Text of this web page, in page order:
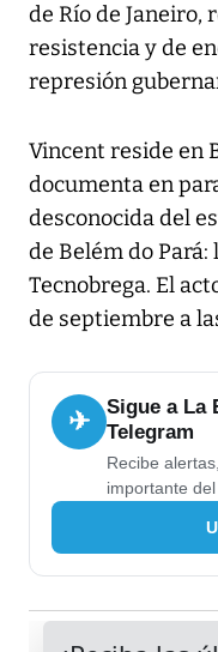
de Río de Janeiro,
resistencia y de
represión
Vincent reside en
documenta en
desconocida del
de Belém do Pará:
Tecnobrega. El
de septiembre a
✈
Sigue a La
Telegram
Recibe
importante